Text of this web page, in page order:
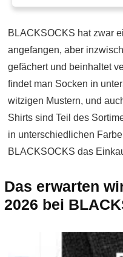
BLACKSOCKS hat zwar
angefangen, aber
gefächert und beinhaltet
findet man Socken in
witzigen Mustern, und
Shirts sind Teil des
in unterschiedlichen
BLACKSOCKS das
Das erwarten
2026 bei